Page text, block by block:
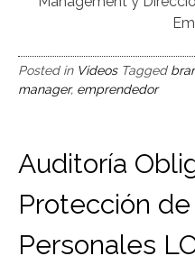
Posted in Videos Tagged
manager, emprendedor
Auditoría
Protección
Personales